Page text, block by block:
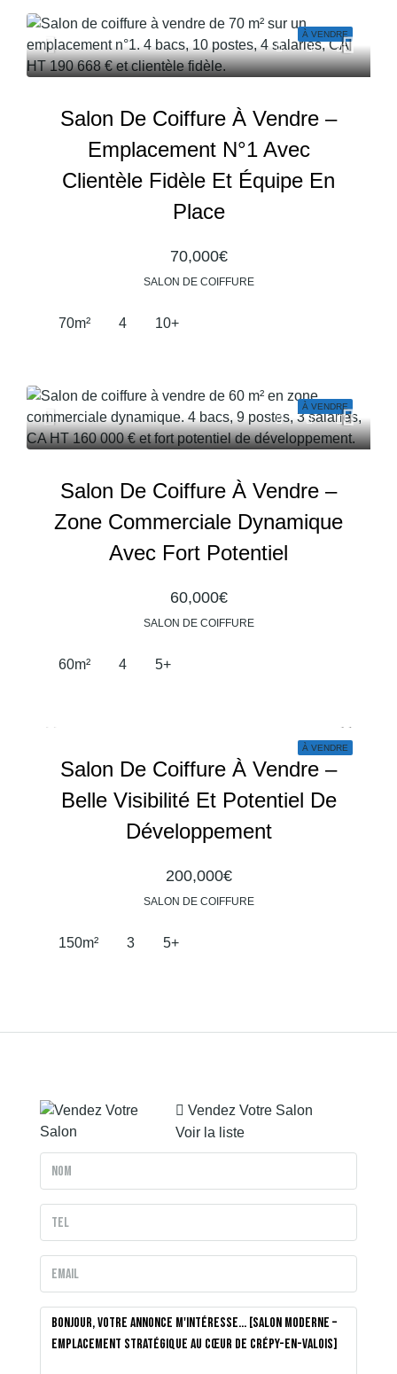
À VENDRE
Salon De Coiffure À Vendre –
Emplacement N°1 Avec
Clientèle Fidèle Et Équipe En
Place
70,000€
SALON DE COIFFURE
70m² 4 10+
À VENDRE
Salon De Coiffure À Vendre –
Zone Commerciale Dynamique
Avec Fort Potentiel
60,000€
SALON DE COIFFURE
60m² 4 5+
À VENDRE
Salon De Coiffure À Vendre –
Belle Visibilité Et Potentiel De
Développement
200,000€
SALON DE COIFFURE
150m² 3 5+
Vendez Votre Salon
Voir la liste